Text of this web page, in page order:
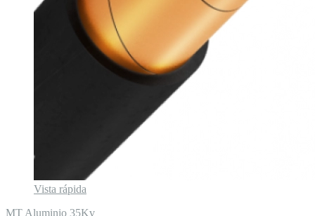
Vista rápida
MT Aluminio 35Kv